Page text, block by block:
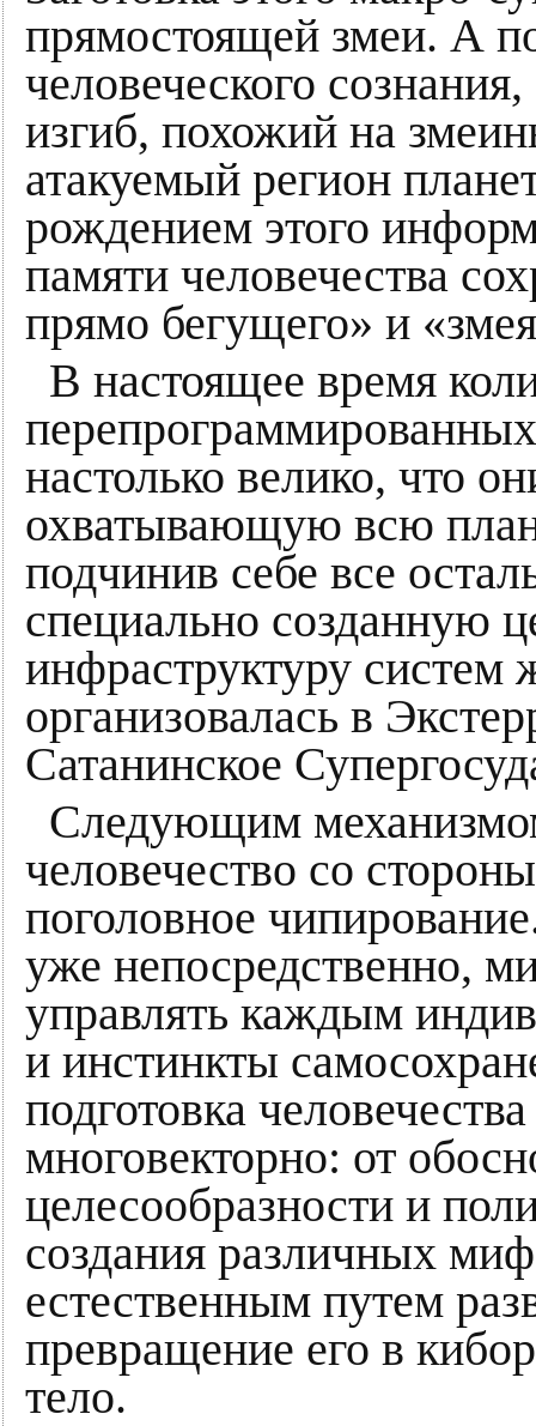
прямостоящей змеи. А
человеческого
изгиб, похожий на
атакуемый регион
рождением этого
памяти человечества
прямо бегущего» и
В настоящее время
настолько велико, что
охватывающую всю
подчинив себе все
специально созданную
инфраструктуру систем
организовалась в
Сатанинское
Следующим
человечество со
поголовное
уже непосредственно,
управлять каждым
и инстинкты
подготовка
многовекторно: от
целесообразности и
создания различных
естественным путем
превращение его в
тело.